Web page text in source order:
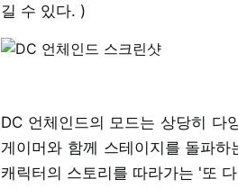
길 수 있다. )
DC 언체인드의 모드는 상당히 다
게이머와 함께 스테이지를 돌파
캐릭터의 스토리를 따라가는 '또